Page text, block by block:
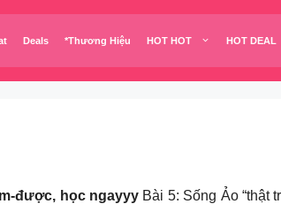
Deals *Thương Hiệu HOT HOT HOT DEAL
được, học ngayyy Bài 5: Sống Ảo “thật